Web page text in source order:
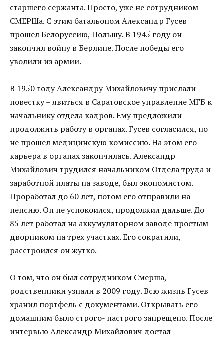
старшего сержанта. Просто, уже не сотрудником
СМЕРШа. С этим батальоном Александр Гусев
прошел Белоруссию, Польшу. В 1945 году он
закончил войну в Берлине. После победы его
уволили из армии.
В 1950 году Александру Михайловичу прислали
повестку – явиться в Саратовское управление МГБ к
начальнику отдела кадров. Ему предложили
продолжить работу в органах. Гусев согласился, но
не прошел медицинскую комиссию. На этом его
карьера в органах закончилась. Александр
Михайлович трудился начальником Отдела труда и
заработной платы на заводе, был экономистом.
Проработал до 60 лет, потом его отправили на
пенсию. Он не успокоился, продолжил дальше. До
85 лет работал на аккумуляторном заводе простым
дворником на трех участках. Его сократили,
расстроился он жутко.
О том, что он был сотрудником Смерша,
родственники узнали в 2009 году. Всю жизнь Гусев
хранил портфель с документами. Открывать его
домашним было строго- настрого запрещено. После
интервью Александр Михайлович достал